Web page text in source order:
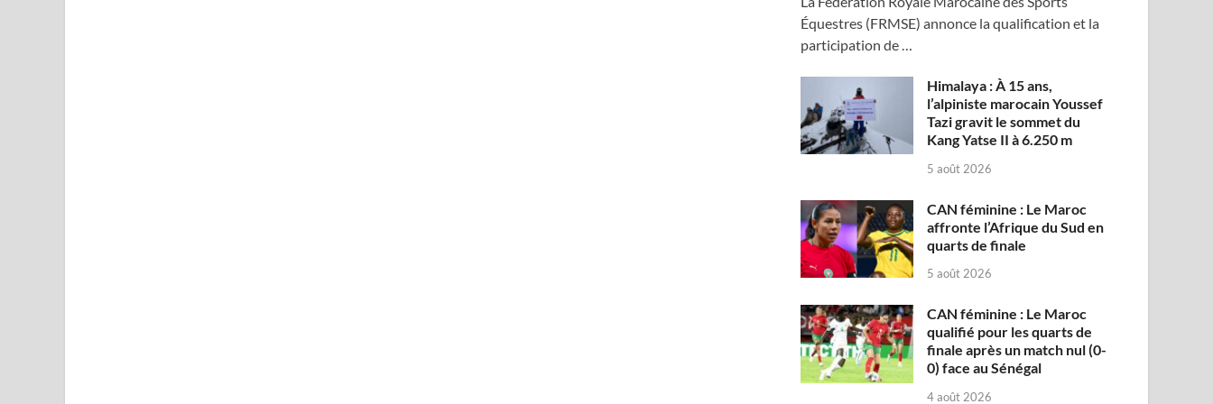
Équestres (FRMSE) annonce la qualification et la
participation de …
Himalaya : À 15 ans,
l’alpiniste marocain Youssef
Tazi gravit le sommet du
Kang Yatse II à 6.250 m
5 août 2026
CAN féminine : Le Maroc
affronte l’Afrique du Sud en
quarts de finale
5 août 2026
CAN féminine : Le Maroc
qualifié pour les quarts de
finale après un match nul (0-
0) face au Sénégal
4 août 2026